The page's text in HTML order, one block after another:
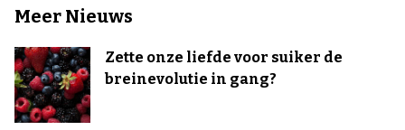
Meer Nieuws
Zette onze liefde voor suiker de
breinevolutie in gang?